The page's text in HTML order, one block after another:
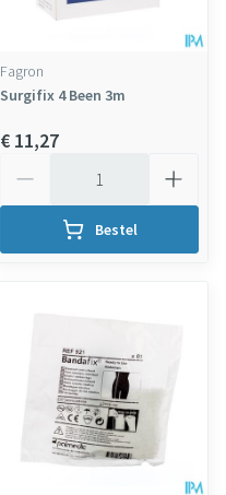
Fagron
Surgifix 4 Been 3m
€ 11,27
Bestel